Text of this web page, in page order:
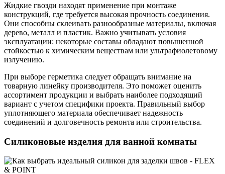
Жидкие гвозди находят применение при монтаже
конструкций, где требуется высокая прочность соединения.
Они способны склеивать разнообразные материалы, включая
дерево, металл и пластик. Важно учитывать условия
эксплуатации: некоторые составы обладают повышенной
стойкостью к химическим веществам или ультрафиолетовому
излучению.
При выборе герметика следует обращать внимание на
товарную линейку производителя. Это поможет оценить
ассортимент продукции и выбрать наиболее подходящий
вариант с учетом специфики проекта. Правильный выбор
уплотняющего материала обеспечивает надежность
соединений и долговечность ремонта или строительства.
Силиконовые изделия для ванной комнаты